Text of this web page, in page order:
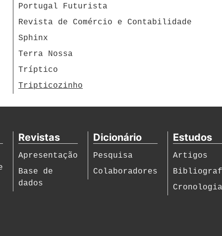
Portugal Futurista
Revista de Comércio e Contabilidade
Sphinx
Terra Nossa
Tríptico
Tripticozinho
Revistas
Apresentação
Base de
dados
Dicionário
Pesquisa
Colaboradores
Estudos
Artigos